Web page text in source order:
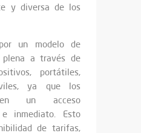
y diversa de los
un modelo de
plena a través de
portátiles,
ya que los
un acceso
inmediato. Esto
de tarifas,